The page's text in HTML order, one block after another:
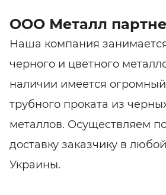
ООО Металл
Наша компания
черного и цветного
наличии имеется
трубного проката из
металлов. Осуществляем
доставку заказчику в
Украины.